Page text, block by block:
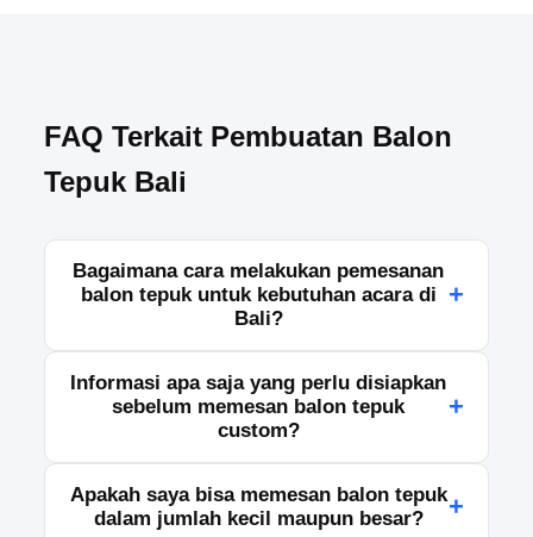
FAQ Terkait Pembuatan Balon
Tepuk Bali
Bagaimana cara melakukan pemesanan
balon tepuk untuk kebutuhan acara di
Bali?
+
menghubungi tim kami melalui WhatsApp, telepon,
atau formulir kontak. Sampaikan jumlah
pesanan dengan tepat.
Informasi apa saja yang perlu disiapkan
sebelum memesan balon tepuk
custom?
+
ukuran, jumlah pesanan, dan tanggal penggunaan.
Informasi tersebut membantu kami memberikan
Apakah saya bisa memesan balon tepuk
dalam jumlah kecil maupun besar?
+